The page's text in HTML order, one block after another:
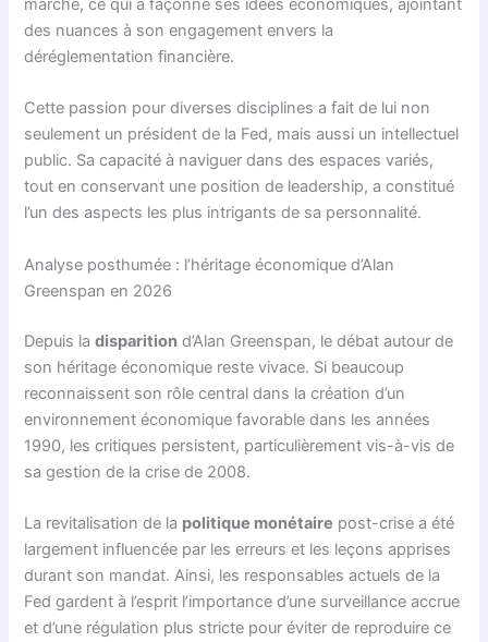
marché, ce qui a façonné ses idées économiques, ajointant
des nuances à son engagement envers la
déréglementation financière.
Cette passion pour diverses disciplines a fait de lui non
seulement un président de la Fed, mais aussi un intellectuel
public. Sa capacité à naviguer dans des espaces variés,
tout en conservant une position de leadership, a constitué
l’un des aspects les plus intrigants de sa personnalité.
Analyse posthumée : l’héritage économique d’Alan
Greenspan en 2026
Depuis ladisparition d’Alan Greenspan, le débat autour de
son héritage économique reste vivace. Si beaucoup
reconnaissent son rôle central dans la création d’un
environnement économique favorable dans les années
1990, les critiques persistent, particulièrement vis-à-vis de
sa gestion de la crise de 2008.
La revitalisation de la politique monétaire post-crise a été
largement influencée par les erreurs et les leçons apprises
durant son mandat. Ainsi, les responsables actuels de la
Fed gardent à l’esprit l’importance d’une surveillance accrue
et d’une régulation plus stricte pour éviter de reproduire ce